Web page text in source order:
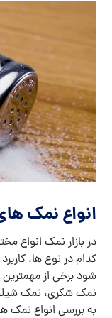
انواع نمک
در بازار نمک انواع
کدام در نوع ها،
شود برخی از
نمک شکری، نمک
به بررسی انواع نمک